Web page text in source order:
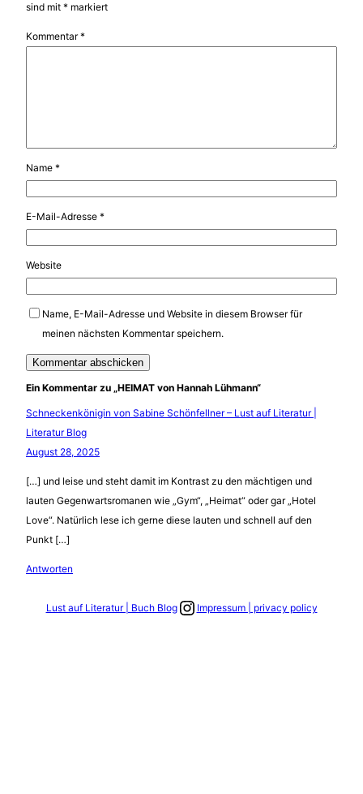
sind mit * markiert
Kommentar*
Name *
E-Mail-Adresse *
Website
Name, E-Mail-Adresse und Website in diesem Browser für
meinen nächsten Kommentar speichern.
Ein Kommentar zu „HEIMAT von Hannah Lühmann“
Schneckenkönigin von Sabine Schönfellner – Lust auf Literatur |
Literatur Blog
August 28, 2025
[…] und leise und steht damit im Kontrast zu den mächtigen und
lauten Gegenwartsromanen wie „Gym“, „Heimat“ oder gar „Hotel
Love“. Natürlich lese ich gerne diese lauten und schnell auf den
Punkt […]
Antworten
Lust auf Literatur | Buch BlogLink zum Instagram Account
Impressum | privacy policy